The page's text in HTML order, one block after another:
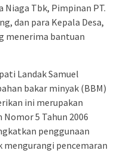
Niaga Tbk, Pimpinan PT.
dan para Kepala Desa,
menerima bantuan
Landak Samuel
bakar minyak (BBM)
ini merupakan
5 Tahun 2006
penggunaan
pencemaran